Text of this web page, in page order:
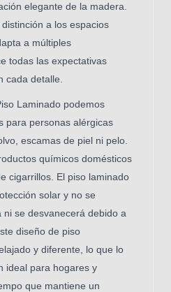
elegante de la madera.
a los espacios
a múltiples
todas las expectativas
cada detalle.
Laminado podemos
para personas alérgicas
escamas de piel ni pelo.
químicos domésticos
cigarrillos. El piso laminado
solar y no se
se desvanecerá debido a
diseño de piso
y diferente, lo que lo
ideal para hogares y
que mantiene un